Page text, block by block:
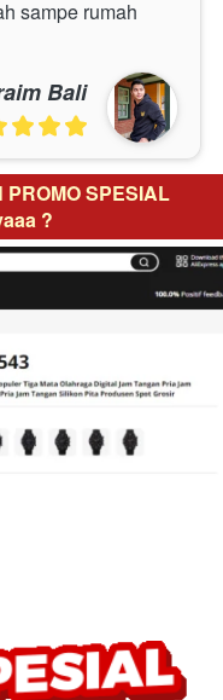
sampe rumah
Bali
SPESIAL
?